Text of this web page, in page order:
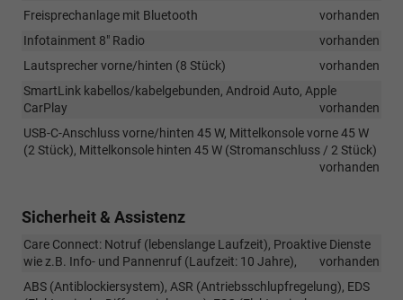
Freisprechanlage mit Bluetooth
vorhanden
Infotainment 8" Radio
vorhanden
Lautsprecher vorne/hinten (8 Stück)
vorhanden
SmartLink kabellos/kabelgebunden, Android Auto, Apple
CarPlay
vorhanden
USB-C-Anschluss vorne/hinten 45 W, Mittelkonsole vorne 45 W
(2 Stück), Mittelkonsole hinten 45 W (Stromanschluss / 2 Stück)
vorhanden
Sicherheit & Assistenz
Care Connect: Notruf (lebenslange Laufzeit), Proaktive Dienste
wie z.B. Info- und Pannenruf (Laufzeit: 10 Jahre),
vorhanden
ABS (Antiblockiersystem), ASR (Antriebsschlupfregelung), EDS